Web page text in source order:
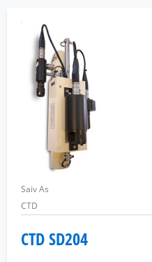
Saiv As
CTD
CTD SD204